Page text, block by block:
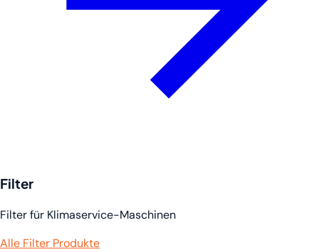
Filter
Filter für Klimaservice-Maschinen
Alle Filter Produkte